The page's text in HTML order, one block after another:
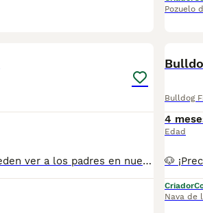
Pozuelo
Criador autorizado, no soy tienda, pueden ver a los padres en nuestra propia casa, cachorros criados en ambiente familiar, con muy buena sociabilización, proporcionándoles desde su destete pienso de la mas alta calidad. Experiencia en la cría y selección de esta maravillosa raza, con logros destacados en diversos certámenes de belleza. Puedes venir a conocernos sin compromiso. Los cachorros se entregan vacunados, desparasitados, con pasaporte, chip y contrato de garantía. Criamos variedad exótica, centrándonos en la salud, estructura y la genética del color, y a parte hemos introducido la variedad fluffy y big rope, en nuestro plan de cría. Mi nombre es Alex Telf. 649916860 Pueden visitar mi web https://www.aguasdelcuenco.es/
Bulldog
4
Edad
Criador
Nava de